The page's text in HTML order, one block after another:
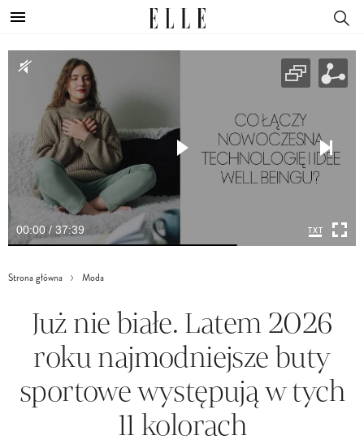
00:00 / 37:39
Strona główna Moda
Już nie białe. Latem 2026
roku najmodniejsze buty
sportowe występują w tych
11 kolorach